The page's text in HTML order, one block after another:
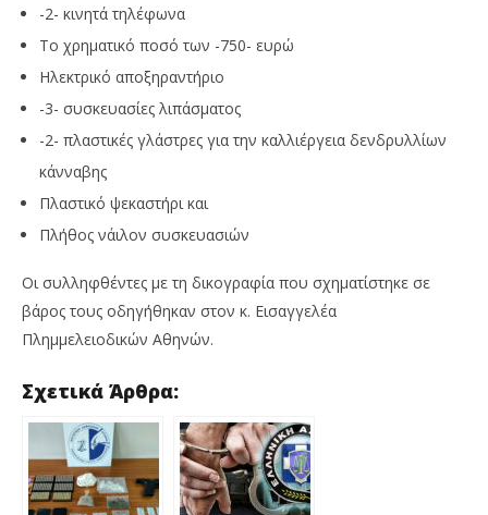
-2- κινητά τηλέφωνα
Το χρηματικό ποσό των -750- ευρώ
Ηλεκτρικό αποξηραντήριο
-3- συσκευασίες λιπάσματος
-2- πλαστικές γλάστρες για την καλλιέργεια δενδρυλλίων
κάνναβης
Πλαστικό ψεκαστήρι και
Πλήθος νάιλον συσκευασιών
Οι συλληφθέντες με τη δικογραφία που σχηματίστηκε σε
βάρος τους οδηγήθηκαν στον κ. Εισαγγελέα
Πλημμελειοδικών Αθηνών.
Σχετικά Άρθρα: